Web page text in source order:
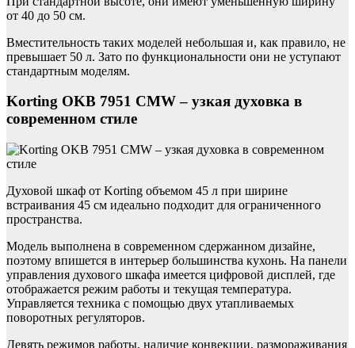
от 40 до 50 см.
Вместительность таких моделей небольшая и, как правило, не
превышает 50 л. Зато по функциональности они не уступают
стандартным моделям.
Korting OKB 7951 CMW – узкая духовка в
современном стиле
Духовой шкаф от Korting объемом 45 л при ширине
встраивания 45 см идеально подходит для ограниченного
пространства.
Модель выполнена в современном сдержанном дизайне,
поэтому впишется в интерьер большинства кухонь. На панели
управления духового шкафа имеется цифровой дисплей, где
отображается режим работы и текущая температура.
Управляется техника с помощью двух утапливаемых
поворотных регуляторов.
Девять режимов работы, наличие конвекции, размораживания